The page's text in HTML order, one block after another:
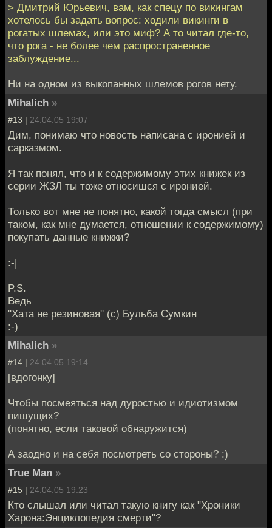
> Дмитрий Юрьевич, вам, как спецу по викингам
хотелось бы задать вопрос: ходили викинги в
рогатых шлемах, или это миф? А то читал где-то,
что рога - не более чем распространенное
заблуждение...
Ни на одном из выкопанных шлемов рогов нету.
Mihalich »
#13 | 24.04.05 19:07
Дим, понимаю что новость написана с иронией и
сарказмом.
Я так понял, что и к содержимому этих книжек из
серии ЖЗЛ ты тоже относишся с иронией.
Только вот мне не понятно, какой тогда смысл (при
таком, как мне думается, отношении к содержимому)
покупать данные книжки?
:-|
P.S.
Ведь
''Хата не резиновая'' (с) Бульба Сумкин
:-)
Mihalich »
#14 | 24.04.05 19:14
[вдогонку]
Чтобы посмеяться над дуростью и идиотизмом
пишущих?
(понятно, если таковой обнаружится)
А заодно и на себя посмотреть со стороны? :)
True Man »
#15 | 24.04.05 19:23
Кто слышал или читал такую книгу как "Хроники
Харона:Энциклопедия смерти"?